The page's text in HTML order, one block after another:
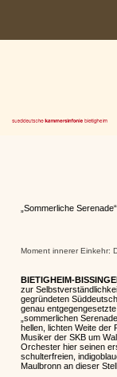
Zum
„Sommerliche
Moment innerer Einkehr:
BIETIGHEIM-
zur
gegründeten
genau
„sommerlichen
hellen, lichten Weite der
Musiker der SKB um
Orchester hier seinen
schulterfreien,
Maulbronn an dieser